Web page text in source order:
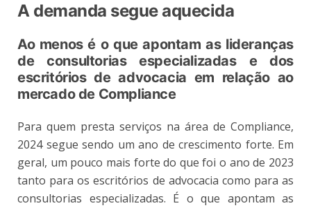
A demanda segue aquecida
Ao menos é o que apontam as lideranças
de consultorias especializadas e dos
escritórios de advocacia em relação ao
mercado de Compliance
Para quem presta serviços na área de Compliance,
2024 segue sendo um ano de crescimento forte. Em
geral, um pouco mais forte do que foi o ano de 2023
tanto para os escritórios de advocacia como para as
consultorias especializadas. É o que apontam as